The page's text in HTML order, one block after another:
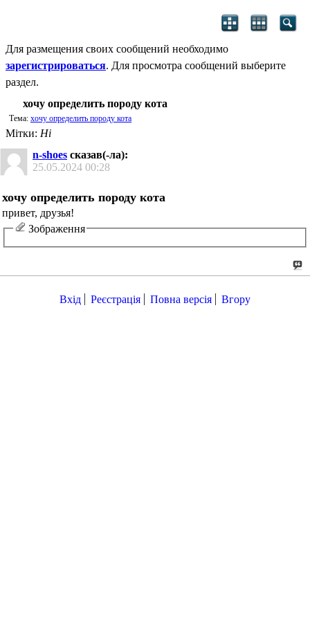
Для размещения своих сообщений необходимо
зарегистрироваться. Для просмотра сообщений выберите
раздел.
хочу определить породу кота
Тема: хочу определить породу кота
Мітки: Ні
n-shoes сказав(-ла):
25.05.2024 00:28
хочу определить породу кота
привет, друзья!
Зображення
Вхід Реєстрація Повна версія Вгору